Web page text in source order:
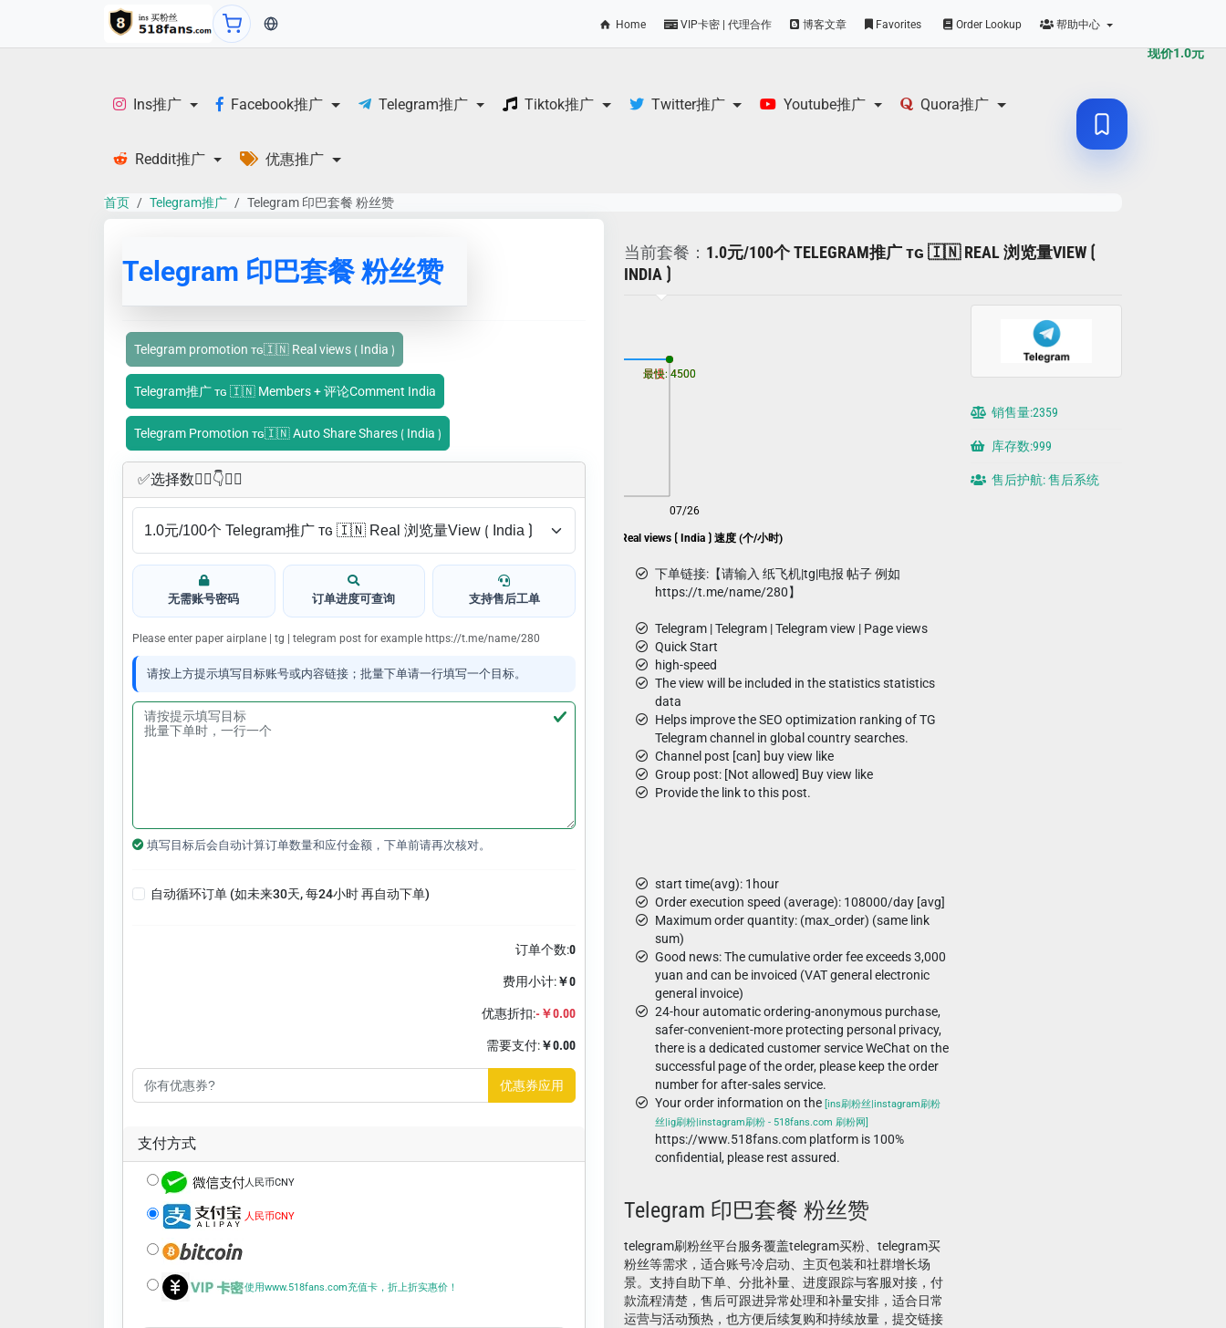
当前语言：English Home VIP卡密 | 代理合作 博客文章 Favorites Order Lookup 帮助中心
Ins推广 Facebook推广 Telegram推广 Tiktok推广 Twitter推广 Youtube推广 Quora推广
Reddit推广 优惠推广
首页 Telegram推广 Telegram 印巴套餐 粉丝赞
Telegram 印巴套餐 粉丝赞
Telegram promotion ᴛɢ🇮🇳 Real views ⟮ India ⟯
Telegram推广 ᴛɢ 🇮🇳 Members + 评论Comment India
Telegram Promotion ᴛɢ🇮🇳 Auto Share Shares ⟮ India ⟯
✅​选择数👇🏻​​👇👇🏻​​
无需账号密码 订单进度可查询 支持售后工单
Please enter paper airplane | tg | telegram post for example https://t.me/name/280
请按上方提示填写目标账号或内容链接；批量下单请一行填写一个目标。
填写目标后会自动计算订单数量和应付金额，下单前请再次核对。
自动循环订单 (如未来30天, 每24小时 再自动下单)
订单个数:0
费用小计:￥0
优惠折扣:-￥0.00
需要支付:￥0.00
优惠券应用
支付方式
人民币CNY
人民币CNY
使用www.518fans.com充值卡，折上折实惠价！
现价1.0元
当前套餐： 1.0元/100个 TELEGRAM推广 ᴛɢ 🇮🇳 REAL 浏览量VIEW ⟮
INDIA ⟯
Telegram promotion ᴛɢ🇮🇳 Real views ⟮ India ⟯ 速度 (个/小时)
07/26
08/08
最慢: 4500
最快: 4500
下单链接:【请输入 纸飞机|tg|电报 帖子 例如
https://t.me/name/280】
Telegram | Telegram | Telegram view | Page views
Quick Start
high-speed
The view will be included in the statistics statistics
data
Helps improve the SEO optimization ranking of TG
Telegram channel in global country searches.
Channel post [can] buy view like
Group post: [Not allowed] Buy view like
Provide the link to this post.
start time(avg): 1hour
Order execution speed (average): 108000/day [avg]
Maximum order quantity: (max_order) (same link
sum)
Good news: The cumulative order fee exceeds 3,000
yuan and can be invoiced (VAT general electronic
general invoice)
24-hour automatic ordering-anonymous purchase,
safer-convenient-more protecting personal privacy,
there is a dedicated customer service WeChat on the
successful page of the order, please keep the order
number for after-sales service.
Your order information on the [ins刷粉丝|instagram刷粉
丝|ig刷粉|instagram刷粉 - 518fans.com 刷粉网]
https://www.518fans.com platform is 100%
confidential, please rest assured.
Telegram 印巴套餐 粉丝赞
telegram刷粉丝平台服务覆盖telegram买粉、telegram买
粉丝等需求，适合账号冷启动、主页包装和社群增长场
景。支持自助下单、分批补量、进度跟踪与客服对接，付
款流程清楚，售后可跟进异常处理和补量安排，适合日常
运营与活动预热，也方便后续复购和持续放量，提交链接
销售量:2359
库存数:999
售后护航: 售后系统